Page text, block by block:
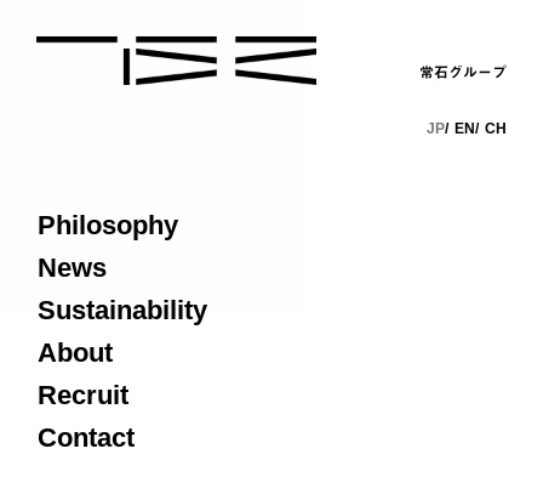
常石グループ
JP EN CH
Philosophy
News
Sustainability
About
Recruit
Contact